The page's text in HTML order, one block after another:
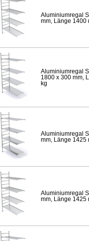
Aluminiumregal
mm, Länge 1400
Aluminiumregal
1800 x 300 mm,
kg
Aluminiumregal
mm, Länge 1425
Aluminiumregal
mm, Länge 1425